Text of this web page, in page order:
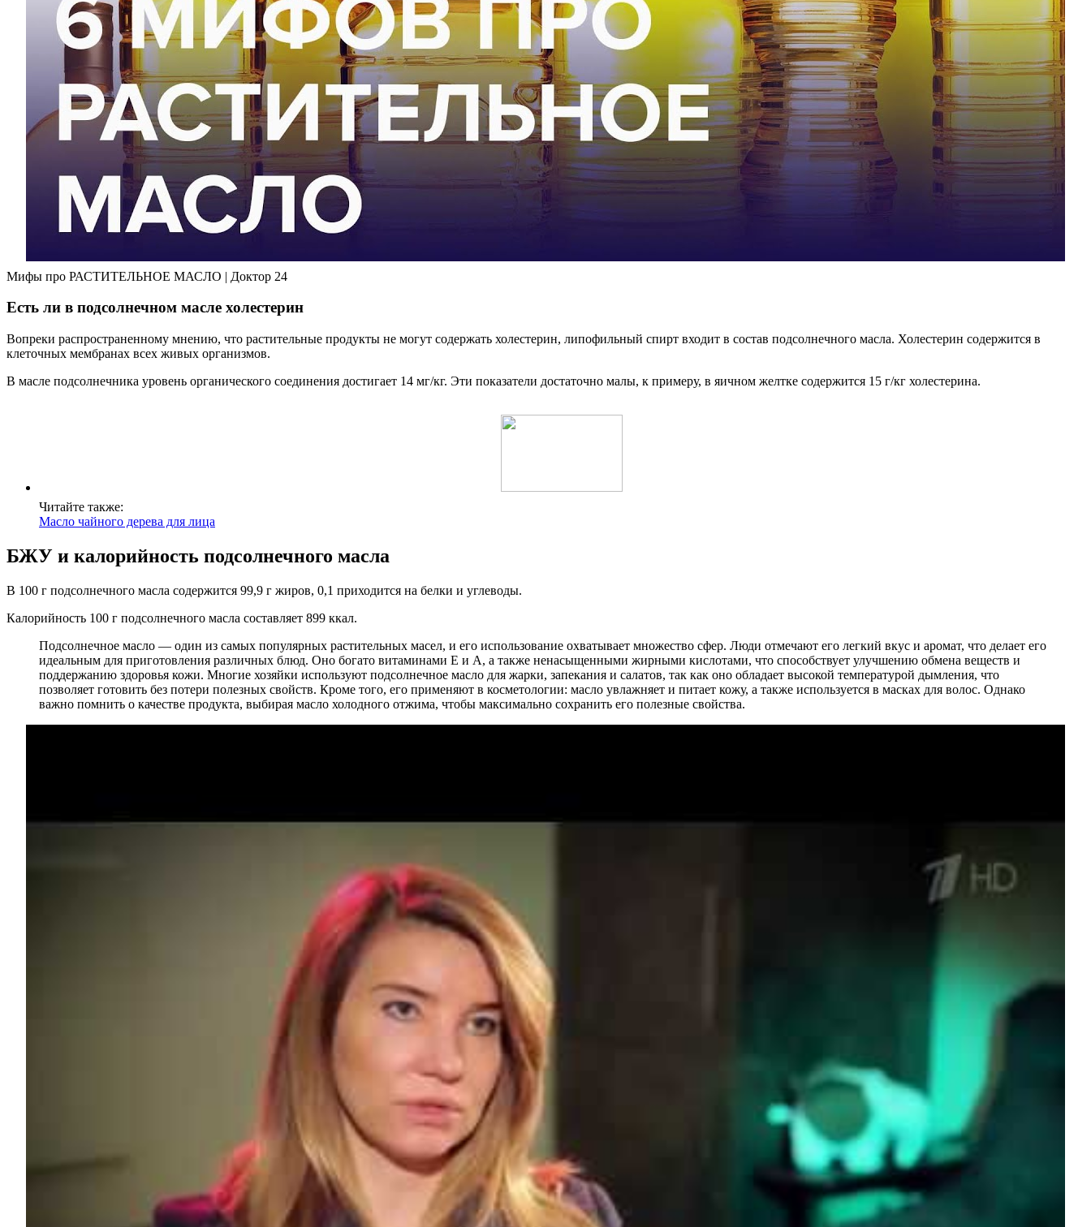
Мифы про РАСТИТЕЛЬНОЕ МАСЛО | Доктор 24
Есть ли в подсолнечном масле холестерин
Вопреки распространенному мнению, что растительные продукты не могут содержать холестерин, липофильный спирт входит в состав подсолнечного масла. Холестерин содержится в
клеточных мембранах всех живых организмов.
В масле подсолнечника уровень органического соединения достигает 14 мг/кг. Эти показатели достаточно малы, к примеру, в яичном желтке содержится 15 г/кг холестерина.
Читайте также:
Масло чайного дерева для лица
БЖУ и калорийность подсолнечного масла
В 100 г подсолнечного масла содержится 99,9 г жиров, 0,1 приходится на белки и углеводы.
Калорийность 100 г подсолнечного масла составляет 899 ккал.
Подсолнечное масло — один из самых популярных растительных масел, и его использование охватывает множество сфер. Люди отмечают его легкий вкус и аромат, что делает его
идеальным для приготовления различных блюд. Оно богато витаминами E и A, а также ненасыщенными жирными кислотами, что способствует улучшению обмена веществ и
поддержанию здоровья кожи. Многие хозяйки используют подсолнечное масло для жарки, запекания и салатов, так как оно обладает высокой температурой дымления, что
позволяет готовить без потери полезных свойств. Кроме того, его применяют в косметологии: масло увлажняет и питает кожу, а также используется в масках для волос. Однако
важно помнить о качестве продукта, выбирая масло холодного отжима, чтобы максимально сохранить его полезные свойства.